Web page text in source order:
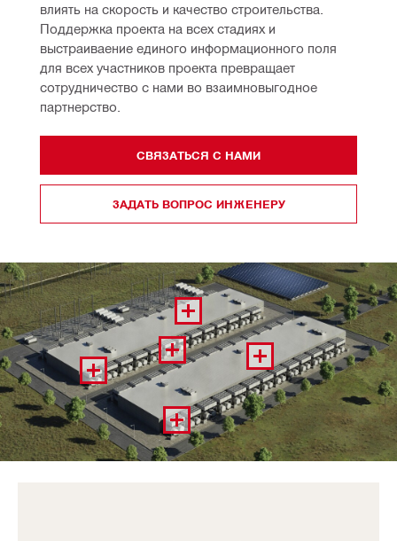
влиять на скорость и качество строительства.
Поддержка проекта на всех стадиях и
выстраиваение единого информационного поля
для всех участников проекта превращает
сотрудничество с нами во взаимновыгодное
партнерство.
СВЯЗАТЬСЯ С НАМИ
ЗАДАТЬ ВОПРОС ИНЖЕНЕРУ